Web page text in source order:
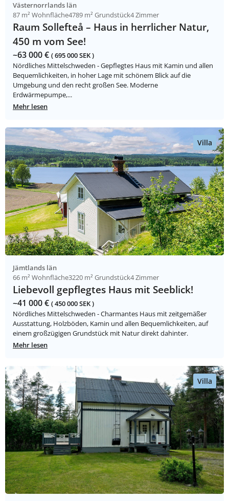
Västernorrlands län
87 m² Wohnfläche4789 m² Grundstück4 Zimmer
Raum Sollefteå – Haus in herrlicher Natur,
450 m vom See!
~63 000 € ( 695 000 SEK )
Nördliches Mittelschweden - Gepflegtes Haus mit Kamin und allen
Bequemlichkeiten, in hoher Lage mit schönem Blick auf die
Umgebung und den recht großen See. Moderne
Erdwärmepumpe,...
Mehr lesen
Villa
Jämtlands län
66 m² Wohnfläche3220 m² Grundstück4 Zimmer
Liebevoll gepflegtes Haus mit Seeblick!
~41 000 € ( 450 000 SEK )
Nördliches Mittelschweden - Charmantes Haus mit zeitgemäßer
Ausstattung, Holzböden, Kamin und allen Bequemlichkeiten, auf
einem großzügigen Grundstück mit Natur direkt dahinter.
Mehr lesen
Villa